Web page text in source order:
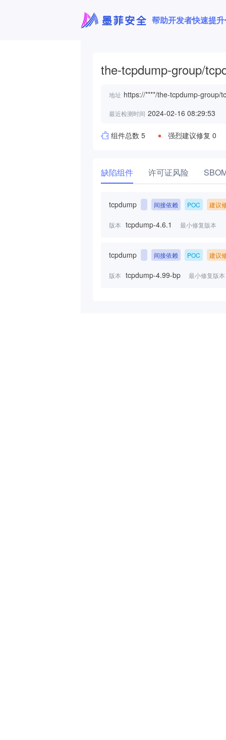
帮助开发者快速提
the-tcpdump-group/
地址 https://****/the-tcpdump-group/
最近检测时间 2024-02-16 08:29:53
组件总数 5 强烈建议修复 0
缺陷组件 许可证风险
tcpdump 间接依赖 POC 建议
版本 tcpdump-4.6.1 最小修复版本
tcpdump 间接依赖 POC 建议
版本 tcpdump-4.99-bp 最小修复版本